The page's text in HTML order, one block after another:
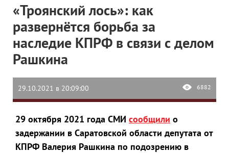
«Троянский лось»: как
развернётся борьба за
наследие КПРФ в связи с делом
Рашкина
29.10.2021 в 20:09:00 6882
29 октября 2021 года СМИ сообщили о
задержании в Саратовской области депутата от
КПРФ Валерия Рашкина по подозрению в